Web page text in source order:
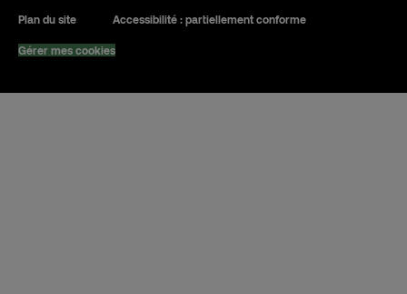
Plan du site Accessibilité : partiellement conforme
Gérer mes cookies